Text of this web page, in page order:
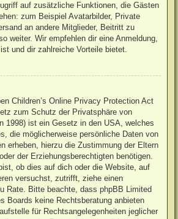
auf zusätzliche Funktionen, die Gästen
zum Beispiel Avatarbilder, Private
an andere Mitglieder, Beitritt zu
weiter. Wir empfehlen dir eine Anmeldung,
und dir zahlreiche Vorteile bietet.
Children’s Online Privacy Protection Act
zum Schutz der Privatsphäre von
1998) ist ein Gesetz in den USA, welches
die möglicherweise persönliche Daten von
erheben, hierzu die Zustimmung der Eltern
der Erziehungsberechtigten benötigen.
ob dies auf dich oder die Website, auf
versuchst, zutrifft, ziehe einen
Rate. Bitte beachte, dass phpBB Limited
Boards keine Rechtsberatung anbieten
für Rechtsangelegenheiten jeglicher